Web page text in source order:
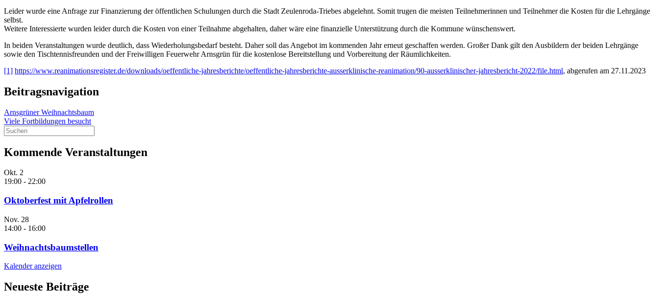
Leider wurde eine Anfrage zur Finanzierung der öffentlichen Schulungen durch die Stadt Zeulenroda-Triebes abgelehnt. Somit trugen die meisten Teilnehmerinnen und Teilnehmer die Kosten für die Lehrgänge
selbst.
Weitere Interessierte wurden leider durch die Kosten von einer Teilnahme abgehalten, daher wäre eine finanzielle Unterstützung durch die Kommune wünschenswert.
In beiden Veranstaltungen wurde deutlich, dass Wiederholungsbedarf besteht. Daher soll das Angebot im kommenden Jahr erneut geschaffen werden. Großer Dank gilt den Ausbildern der beiden Lehrgänge
sowie den Tischtennisfreunden und der Freiwilligen Feuerwehr Arnsgrün für die kostenlose Bereitstellung und Vorbereitung der Räumlichkeiten.
[1] https://www.reanimationsregister.de/downloads/oeffentliche-jahresberichte/oeffentliche-jahresberichte-ausserklinische-reanimation/90-ausserklinischer-jahresbericht-2022/file.html, abgerufen am 27.11.2023
Beitragsnavigation
Arnsgrüner Weihnachtsbaum
Viele Fortbildungen besucht
Kommende Veranstaltungen
Okt. 2
19:00 - 22:00
Oktoberfest mit Apfelrollen
Nov. 28
14:00 - 16:00
Weihnachtsbaumstellen
Kalender anzeigen
Neueste Beiträge